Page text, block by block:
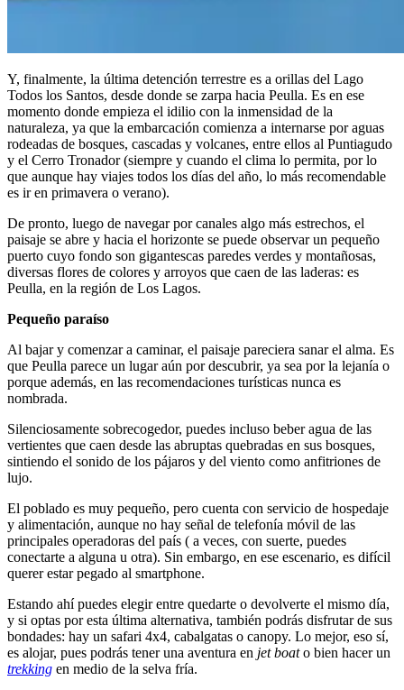
Y, finalmente, la última detención terrestre es a orillas del Lago
Todos los Santos, desde donde se zarpa hacia Peulla. Es en ese
momento donde empieza el idilio con la inmensidad de la
naturaleza, ya que la embarcación comienza a internarse por aguas
rodeadas de bosques, cascadas y volcanes, entre ellos al Puntiagudo
y el Cerro Tronador (siempre y cuando el clima lo permita, por lo
que aunque hay viajes todos los días del año, lo más recomendable
es ir en primavera o verano).
De pronto, luego de navegar por canales algo más estrechos, el
paisaje se abre y hacia el horizonte se puede observar un pequeño
puerto cuyo fondo son gigantescas paredes verdes y montañosas,
diversas flores de colores y arroyos que caen de las laderas: es
Peulla, en la región de Los Lagos.
Pequeño paraíso
Al bajar y comenzar a caminar, el paisaje pareciera sanar el alma. Es
que Peulla parece un lugar aún por descubrir, ya sea por la lejanía o
porque además, en las recomendaciones turísticas nunca es
nombrada.
Silenciosamente sobrecogedor, puedes incluso beber agua de las
vertientes que caen desde las abruptas quebradas en sus bosques,
sintiendo el sonido de los pájaros y del viento como anfitriones de
lujo.
El poblado es muy pequeño, pero cuenta con servicio de hospedaje
y alimentación, aunque no hay señal de telefonía móvil de las
principales operadoras del país ( a veces, con suerte, puedes
conectarte a alguna u otra). Sin embargo, en ese escenario, es difícil
querer estar pegado al smartphone.
Estando ahí puedes elegir entre quedarte o devolverte el mismo día,
y si optas por esta última alternativa, también podrás disfrutar de sus
bondades: hay un safari 4x4, cabalgatas o canopy. Lo mejor, eso sí,
es alojar, pues podrás tener una aventura en jet boato bien hacer un
trekking en medio de la selva fría.